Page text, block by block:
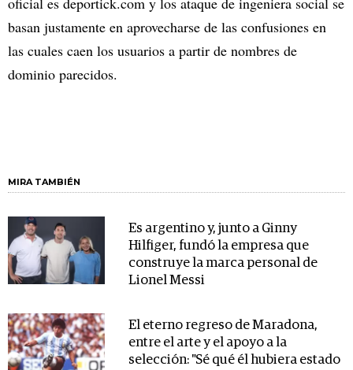
basan justamente en aprovecharse de las confusiones en
las cuales caen los usuarios a partir de nombres de
dominio parecidos.
MIRA TAMBIÉN
Es argentino y, junto a Ginny
Hilfiger, fundó la empresa que
construye la marca personal de
Lionel Messi
El eterno regreso de Maradona,
entre el arte y el apoyo a la
selección: "Sé qué él hubiera estado